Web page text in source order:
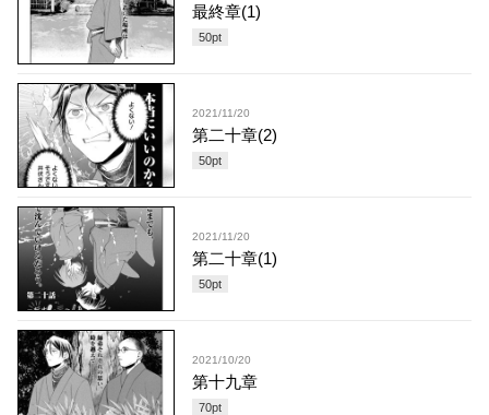
最終章(1)
50pt
2021/11/20
第二十章(2)
50pt
2021/11/20
第二十章(1)
50pt
2021/10/20
第十九章
70pt